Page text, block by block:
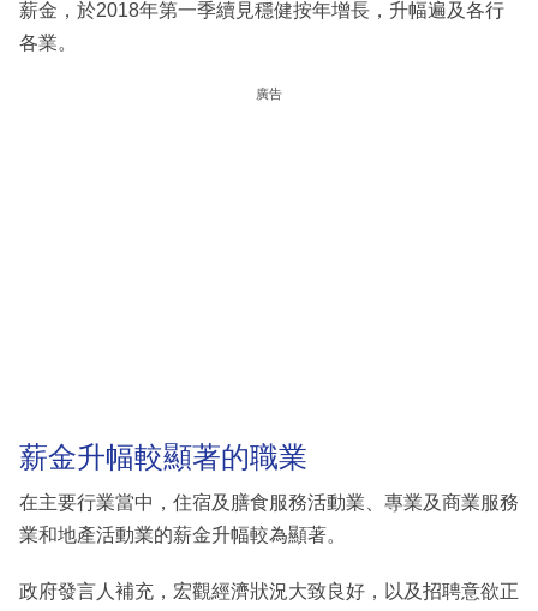
薪金，於2018年第一季續見穩健按年增長，升幅遍及各行
各業。
廣告
薪金升幅較顯著的職業
在主要行業當中，住宿及膳食服務活動業、專業及商業服務
業和地產活動業的薪金升幅較為顯著。
政府發言人補充，宏觀經濟狀況大致良好，以及招聘意欲正